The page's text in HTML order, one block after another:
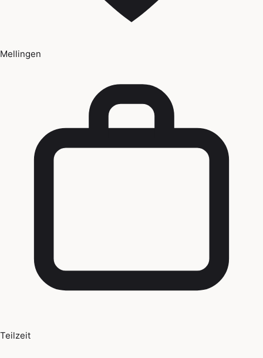
Mellingen
Teilzeit